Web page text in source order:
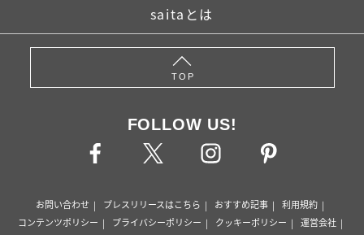
saitaとは
TOP
FOLLOW US!
お問い合わせ プレスリリースはこちら おすすめ記事
利用規約
コンテンツポリシー
プライバシーポリシー クッキーポリシー
運営会社